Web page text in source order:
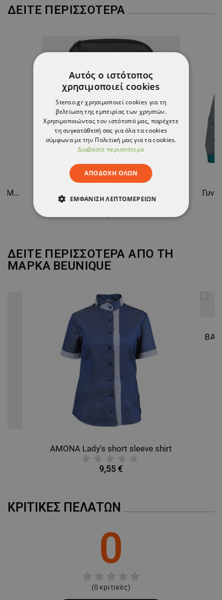
ΔΕΊΤΕ ΠΕΡΙΣΣΌΤΕΡΑ
Φόρμα εργασίας COLLINS SUMMER ROYAL BLUE Σακίδιο πλάτης STENSO CARRY
ΔΕΙΤΕ ΠΕΡΙΣΣΟΤΕΡΑ ΑΠΟ ΤΗ
ΜΑΡΚΑ BEUNIQUE
AMONA Lady's short sleeve shirt
9,55 €
ΚΡΙΤΙΚΈΣ ΠΕΛΑΤΏΝ
0
(0 κριτικές)
Αυτός ο ιστότοπος
χρησιμοποιεί cookies
Stenso.gr χρησιμοποιεί cookies για τη
βελτίωση της εμπειρίας των χρηστών.
Χρησιμοποιώντας τον ιστότοπό μας, παρέχετε
τη συγκατάθεσή σας για όλα τα cookies
σύμφωνα με την Πολιτική μας για τα cookies.
Διαβάστε περισσότερα
ΑΠΟΔΟΧΉ ΌΛΩΝ
ΕΜΦΆΝΙΣΗ ΛΕΠΤΟΜΕΡΕΙΏΝ
ΛΕΙΤΟΥΡΓΙΚΌΤΗΤΑΣ